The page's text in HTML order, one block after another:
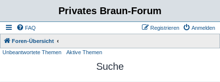
Privates Braun-Forum
FAQ Anmelden
Registrieren
Foren-Übersicht
Unbeantwortete Themen
Aktive Themen
Suche